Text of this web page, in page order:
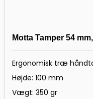
Motta Tamper 54
Ergonomisk træ
Højde: 100 mm
Vægt: 350 gr